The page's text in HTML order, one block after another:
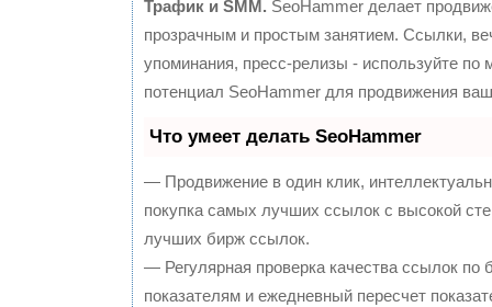
Трафик и SMM. SeoHammer делает
прозрачным и простым занятием. Ссылки,
упоминания, пресс-релизы - используйте по
потенциал SeoHammer для продвижения
Что умеет делать SeoHammer
— Продвижение в один клик,
покупка самых лучших ссылок с высокой
лучших бирж ссылок.
— Регулярная проверка качества ссылок по
показателям и ежедневный пересчет